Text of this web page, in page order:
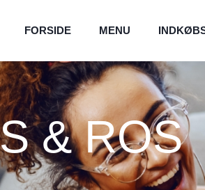
FORSIDE MENU
& ROS